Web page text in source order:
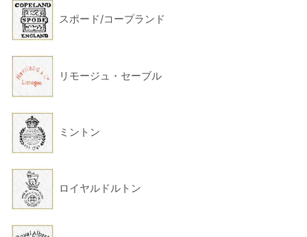
スポード/コープランド
リモージュ・セーブル
ミントン
ロイヤルドルトン